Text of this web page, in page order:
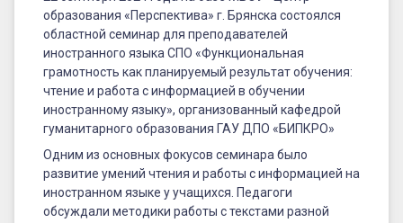
образования «Перспектива» г. Брянска состоялся
областной семинар для преподавателей
иностранного языка СПО «Функциональная
грамотность как планируемый результат обучения:
чтение и работа с информацией в обучении
иностранному языку», организованный кафедрой
гуманитарного образования ГАУ ДПО «БИПКРО»
Одним из основных фокусов семинара было
развитие умений чтения и работы с информацией на
иностранном языке у учащихся. Педагоги
обсуждали методики работы с текстами разной